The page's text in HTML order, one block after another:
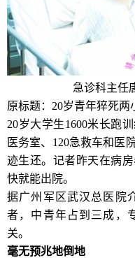
急诊科主任
原标题：20岁青年猝死两
20岁大学生1600米长跑
医务室、120急救车和医
迹生还。记者昨天在病
快就能出院。
据广州军区武汉总医院
者，中青年占到三成，
关。
毫无预兆地倒地